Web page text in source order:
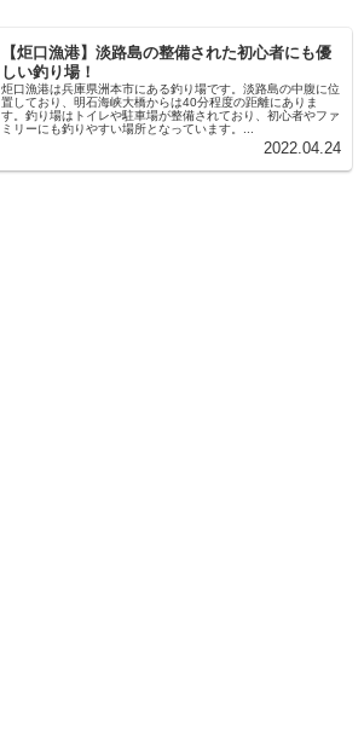
【炬口漁港】淡路島の整備された初心者にも優
しい釣り場！
炬口漁港は兵庫県洲本市にある釣り場です。淡路島の中腹に位
置しており、明石海峡大橋からは40分程度の距離にありま
す。釣り場はトイレや駐車場が整備されており、初心者やファ
ミリーにも釣りやすい場所となっています。...
2022.04.24